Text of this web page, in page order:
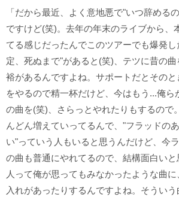
「だから最近、よく意地悪で"いつ辞める
ですけど(笑)。去年の年末のライブから、
てる感じだったんでこのツアーでも爆発
定、死ぬまで"があると(笑)、テツに昔の
裕があるんですよね。サポートだとその
をやるので精一杯だけど、今はもう...俺ら
の曲を(笑)、さらっとやれたりもするので
んどん増えていってるんで、"フラッドの
い"っていう人もいると思うんだけど、今
の曲も普通にやれてるので、結構面白い
人って俺が思ってもみなかったような曲
入れがあったりするんですよね。そういう